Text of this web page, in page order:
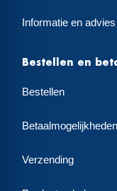
Informatie en advies
Bestellen en
Bestellen
Betaalmogelijkheden
Verzending